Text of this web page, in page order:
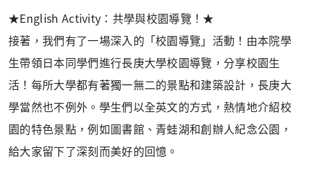
★English Activity：共學與校園導覽！★
接著，我們有了一場深入的「校園導覽」活動！由本院學
生帶領日本同學們進行長庚大學校園導覽，分享校園生
活 ！每所大學都有著獨一無二的景點和建築設計，長庚大
學當然也不例外。學生們以全英文的方式，熱情地介紹校
園的特色景點，例如圖書館、青蛙湖和創辦人紀念公園，
給大家留下了深刻而美好的回憶。